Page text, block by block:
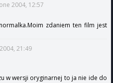
2004, 12:57
zdaniem ten film jest
21:49
w wersji oryginarnej to ja nie ide do